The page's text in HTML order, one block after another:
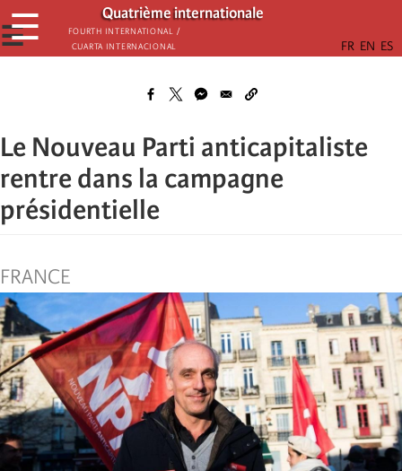
Passar
para
o
Quatrième internationale
Fourth International /
Cuarta Internacional
☰
☰
Le Nouveau Parti anticapitaliste
rentre dans la campagne
présidentielle
FRANCE